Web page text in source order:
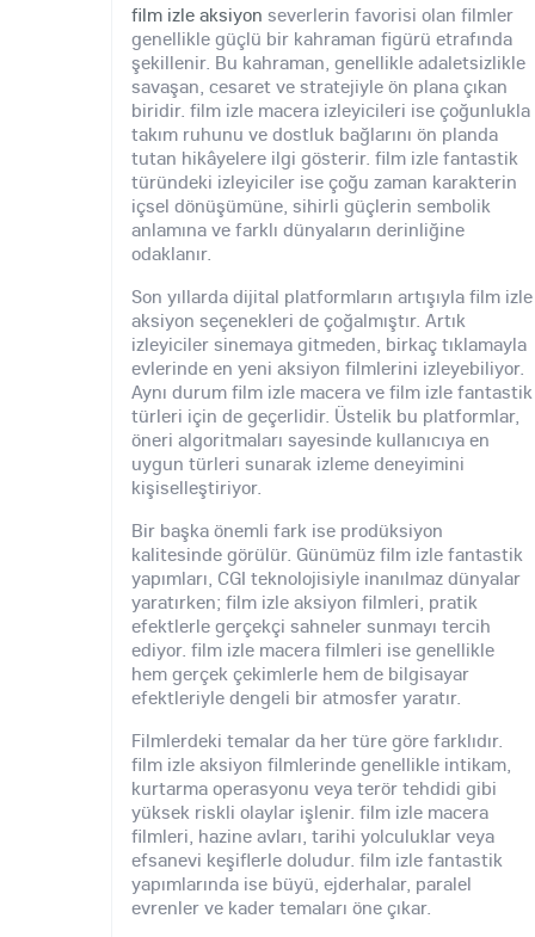
film izle aksiyon severlerin favorisi olan filmler
genellikle güçlü bir kahraman figürü etrafında
şekillenir. Bu kahraman, genellikle adaletsizlikle
savaşan, cesaret ve stratejiyle ön plana çıkan
biridir. film izle macera izleyicileri ise çoğunlukla
takım ruhunu ve dostluk bağlarını ön planda
tutan hikâyelere ilgi gösterir. film izle fantastik
türündeki izleyiciler ise çoğu zaman karakterin
içsel dönüşümüne, sihirli güçlerin sembolik
anlamına ve farklı dünyaların derinliğine
odaklanır.
Son yıllarda dijital platformların artışıyla film izle
aksiyon seçenekleri de çoğalmıştır. Artık
izleyiciler sinemaya gitmeden, birkaç tıklamayla
evlerinde en yeni aksiyon filmlerini izleyebiliyor.
Aynı durum film izle macera ve film izle fantastik
türleri için de geçerlidir. Üstelik bu platformlar,
öneri algoritmaları sayesinde kullanıcıya en
uygun türleri sunarak izleme deneyimini
kişiselleştiriyor.
Bir başka önemli fark ise prodüksiyon
kalitesinde görülür. Günümüz film izle fantastik
yapımları, CGI teknolojisiyle inanılmaz dünyalar
yaratırken; film izle aksiyon filmleri, pratik
efektlerle gerçekçi sahneler sunmayı tercih
ediyor. film izle macera filmleri ise genellikle
hem gerçek çekimlerle hem de bilgisayar
efektleriyle dengeli bir atmosfer yaratır.
Filmlerdeki temalar da her türe göre farklıdır.
film izle aksiyon filmlerinde genellikle intikam,
kurtarma operasyonu veya terör tehdidi gibi
yüksek riskli olaylar işlenir. film izle macera
filmleri, hazine avları, tarihi yolculuklar veya
efsanevi keşiflerle doludur. film izle fantastik
yapımlarında ise büyü, ejderhalar, paralel
evrenler ve kader temaları öne çıkar.